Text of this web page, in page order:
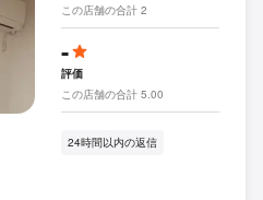
この店舗の合計 2
-
評価
この店舗の合計 5.00
24時間以内の返信